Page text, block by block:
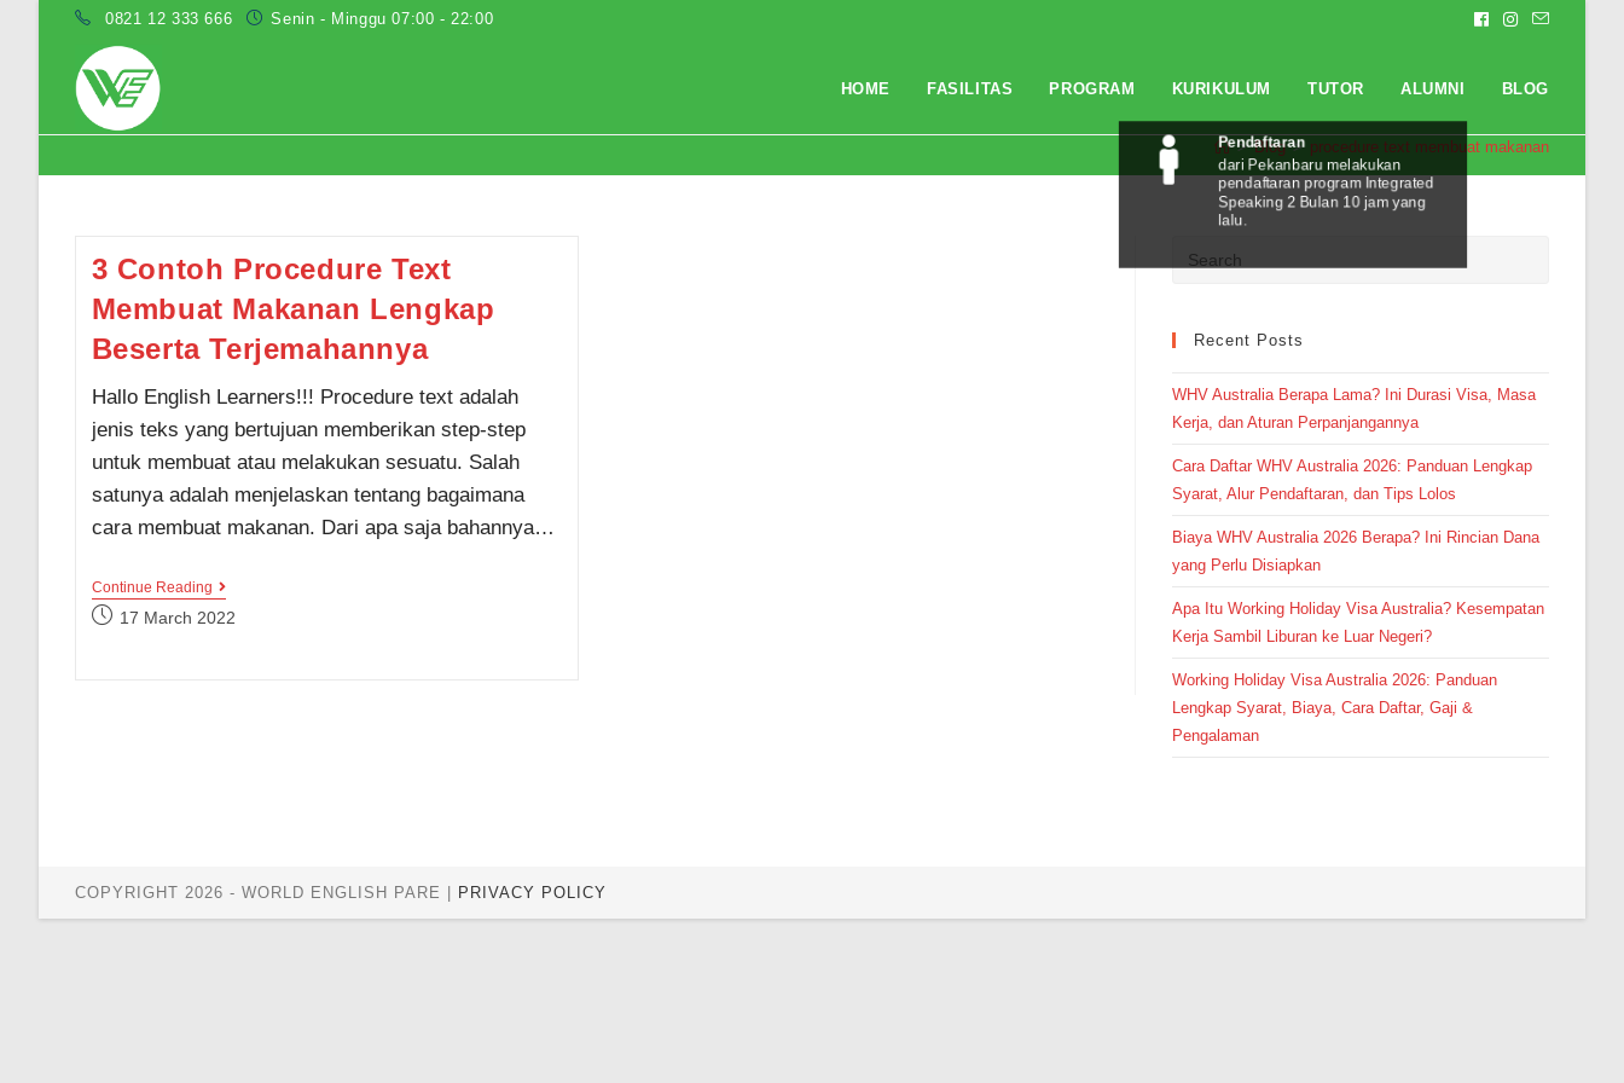
0821 12 333 666 Senin - Minggu 07:00 - 22:00
HOME FASILITAS PROGRAM KURIKULUM TUTOR ALUMNI BLOG
> Blog > procedure text membuat makanan
3 Contoh Procedure Text
Membuat Makanan Lengkap
Beserta Terjemahannya
Hallo English Learners!!! Procedure text adalah
jenis teks yang bertujuan memberikan step-step
untuk membuat atau melakukan sesuatu. Salah
satunya adalah menjelaskan tentang bagaimana
cara membuat makanan. Dari apa saja bahannya…
Continue Reading3
Procedure
Post17 March 2022
Recent Posts
WHV Australia Berapa Lama? Ini Durasi Visa, Masa
Kerja, dan Aturan Perpanjangannya
Cara Daftar WHV Australia 2026: Panduan Lengkap
Syarat, Alur Pendaftaran, dan Tips Lolos
Biaya WHV Australia 2026 Berapa? Ini Rincian Dana
yang Perlu Disiapkan
Apa Itu Working Holiday Visa Australia? Kesempatan
Kerja Sambil Liburan ke Luar Negeri?
Working Holiday Visa Australia 2026: Panduan
Lengkap Syarat, Biaya, Cara Daftar, Gaji &
Pengalaman
COPYRIGHT 2026 - WORLD ENGLISH PARE | PRIVACY POLICY
Pendaftaran
dari Pekanbaru melakukan
pendaftaran program Integrated
Speaking 2 Bulan 10 jam yang
lalu.